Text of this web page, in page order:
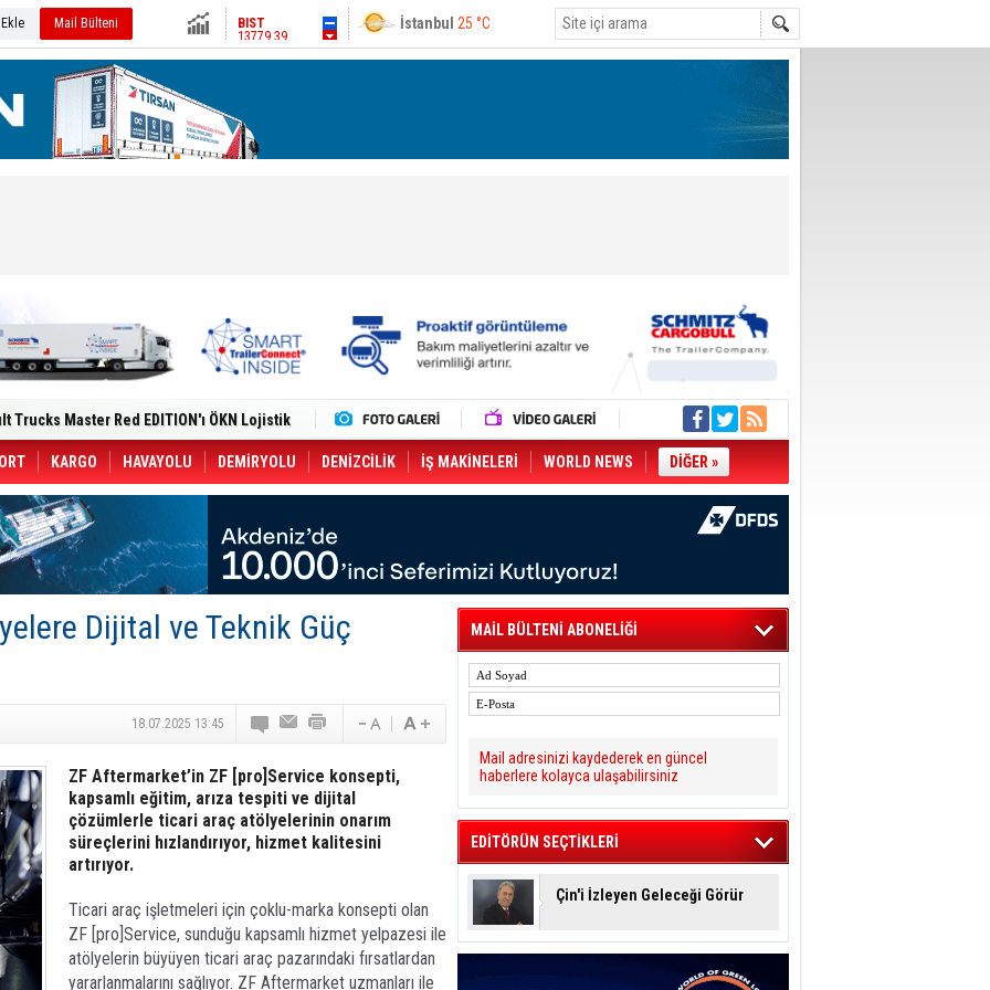
Mail Bülteni
Altın6663.98 Ankara28 °C
Yeni Tesisiyle Küresel Büyümesini
Dron Saldırısı: 3 Mürettebatın
CCO'su Oldu
49 Destinasyonda İndirimli Taşıma
Kargo Haziran 2026 Döneminde %8.5
Dergi)
Dijitalleştiriyor
in June, Up 8.5%
ile Güçlendirdi
Saadia Zahidi Getirildi. IATA Tarihinde İlk
Zahidi as Director General
KARGO HAVAYOLU DEMİRYOLU DENİZCİLİK İŞ MAKİNELERİ WORLD NEWS DİĞER »
Dijital ve Teknik Güç
18.07.2025 13:45
ZF Aftermarket’in ZF [pro]Service konsepti,
kapsamlı eğitim, arıza tespiti ve dijital
çözümlerle ticari araç atölyelerinin onarım
süreçlerini hızlandırıyor, hizmet kalitesini
artırıyor.
Ticari araç işletmeleri için çoklu-marka konsepti olan
ZF [pro]Service, sunduğu kapsamlı hizmet yelpazesi ile
atölyelerin büyüyen ticari araç pazarındaki fırsatlardan
yararlanmalarını sağlıyor. ZF Aftermarket uzmanları ile
MAİL BÜLTENİ ABONELİĞİ
Mail adresinizi kaydederek en güncel
haberlere kolayca ulaşabilirsiniz
EDİTÖRÜN SEÇTİKLERİ
Çin'i İzleyen Geleceği Görür